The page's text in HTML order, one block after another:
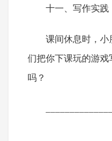
十一、写作实践
课间休息时，小
们把你下课玩的游
吗？